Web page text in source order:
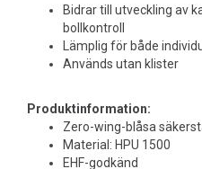
Bidrar till utveckling av
bollkontroll
Lämplig för både
Används utan klister
Produktinformation:
Zero-wing-blåsa
Material: HPU 1500
EHF-godkänd